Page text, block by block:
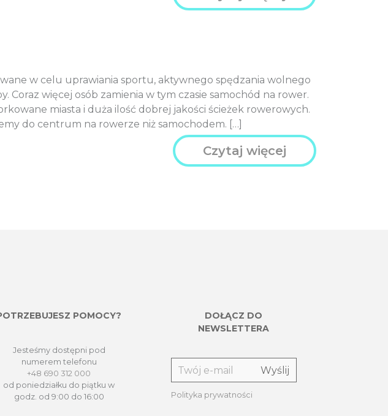
w celu uprawiania sportu, aktywnego spędzania wolnego
Coraz więcej osób zamienia w tym czasie samochód na rower.
miasta i duża ilość dobrej jakości ścieżek rowerowych.
do centrum na rowerze niż samochodem. […]
Czytaj więcej
POMOCY?
Jesteśmy dostępni pod
numerem telefonu
+48 690 312 000
od poniedziałku do piątku w
godz. od 9:00 do 16:00
DOŁĄCZ DO
NEWSLETTERA
Polityka prywatności